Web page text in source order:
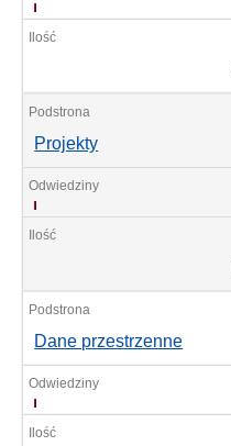
434
Projekty
705
Dane przestrzenne
439